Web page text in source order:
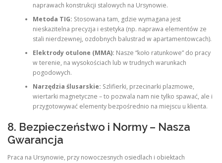
naprawach konstrukcji stalowych na Ursynowie.
Metoda TIG: Stosowana tam, gdzie wymagana jest
nieskazitelna precyzja i estetyka (np. naprawa elementów ze
stali nierdzewnej, ozdobnych balustrad w apartamentowcach).
Elektrody otulone (MMA): Nasze “koło ratunkowe” do pracy
w terenie, na wysokościach lub w trudnych warunkach
pogodowych.
Narzędzia ślusarskie: Szlifierki, przecinarki plazmowe,
wiertarki magnetyczne – to pozwala nam nie tylko spawać, ale i
przygotowywać elementy bezpośrednio na miejscu u klienta.
8. Bezpieczeństwo i Normy – Nasza
Gwarancja
Praca na Ursynowie, przy nowoczesnych osiedlach i obiektach